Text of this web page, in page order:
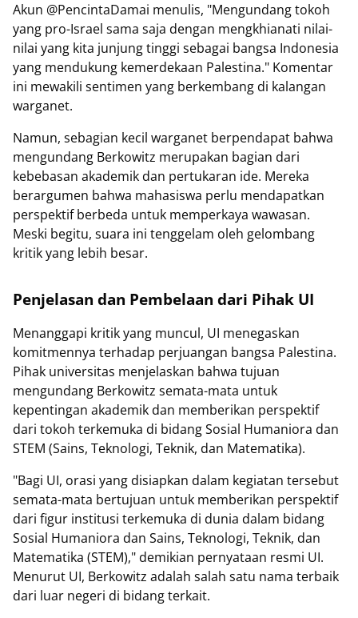
Akun @PencintaDamai menulis, "Mengundang tokoh
yang pro-Israel sama saja dengan mengkhianati nilai-
nilai yang kita junjung tinggi sebagai bangsa Indonesia
yang mendukung kemerdekaan Palestina." Komentar
ini mewakili sentimen yang berkembang di kalangan
warganet.
Namun, sebagian kecil warganet berpendapat bahwa
mengundang Berkowitz merupakan bagian dari
kebebasan akademik dan pertukaran ide. Mereka
berargumen bahwa mahasiswa perlu mendapatkan
perspektif berbeda untuk memperkaya wawasan.
Meski begitu, suara ini tenggelam oleh gelombang
kritik yang lebih besar.
Penjelasan dan Pembelaan dari Pihak UI
Menanggapi kritik yang muncul, UI menegaskan
komitmennya terhadap perjuangan bangsa Palestina.
Pihak universitas menjelaskan bahwa tujuan
mengundang Berkowitz semata-mata untuk
kepentingan akademik dan memberikan perspektif
dari tokoh terkemuka di bidang Sosial Humaniora dan
STEM (Sains, Teknologi, Teknik, dan Matematika).
"Bagi UI, orasi yang disiapkan dalam kegiatan tersebut
semata-mata bertujuan untuk memberikan perspektif
dari figur institusi terkemuka di dunia dalam bidang
Sosial Humaniora dan Sains, Teknologi, Teknik, dan
Matematika (STEM)," demikian pernyataan resmi UI.
Menurut UI, Berkowitz adalah salah satu nama terbaik
dari luar negeri di bidang terkait.